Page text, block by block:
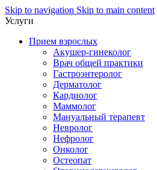
Skip to navigation Skip to main content
Услуги
Прием взрослых
Акушер-гинеколог
Врач общей практики
Гастроэнтеролог
Дерматолог
Кардиолог
Маммолог
Мануальный терапевт
Невролог
Нефролог
Онколог
Остеопат